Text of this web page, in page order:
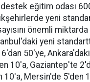
eğitim odası
yeni
önemli miktarda
yeni
6'dan 50'ye,
10'a, Gaziantep'te
10'a, Mersin'de 5'den